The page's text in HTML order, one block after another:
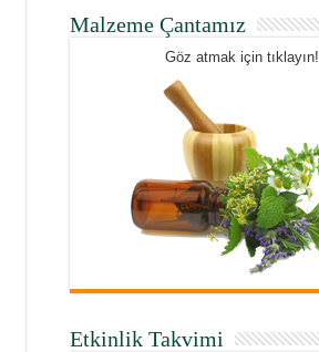
Malzeme Çantamız
Göz atmak için tıklayın!
Etkinlik Takvimi